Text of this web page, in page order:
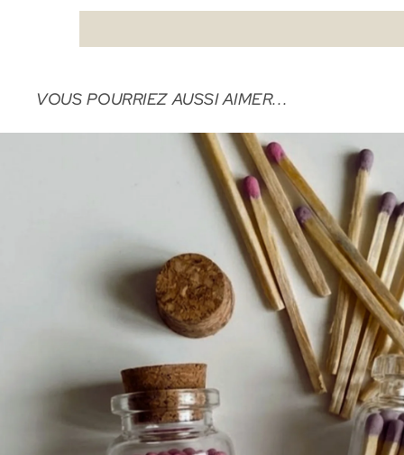
VOUS POURRIEZ AUSSI AIMER...